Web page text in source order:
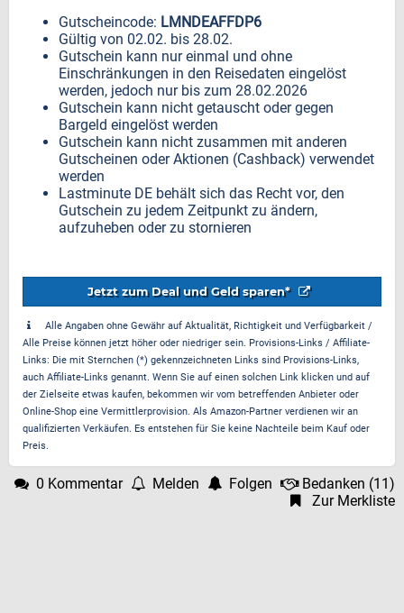
Gutscheincode: LMNDEAFFDP6
Gültig von 02.02. bis 28.02.
Gutschein kann nur einmal und ohne
Einschränkungen in den Reisedaten eingelöst
werden, jedoch nur bis zum 28.02.2026
Gutschein kann nicht getauscht oder gegen
Bargeld eingelöst werden
Gutschein kann nicht zusammen mit anderen
Gutscheinen oder Aktionen (Cashback) verwendet
werden
Lastminute DE behält sich das Recht vor, den
Gutschein zu jedem Zeitpunkt zu ändern,
aufzuheben oder zu stornieren
Jetzt zum Deal und Geld sparen*
Alle Angaben ohne Gewähr auf Aktualität, Richtigkeit und Verfügbarkeit /
Alle Preise können jetzt höher oder niedriger sein. Provisions-Links / Affiliate-
Links: Die mit Sternchen (*) gekennzeichneten Links sind Provisions-Links,
auch Affiliate-Links genannt. Wenn Sie auf einen solchen Link klicken und auf
der Zielseite etwas kaufen, bekommen wir vom betreffenden Anbieter oder
Online-Shop eine Vermittlerprovision. Als Amazon-Partner verdienen wir an
qualifizierten Verkäufen. Es entstehen für Sie keine Nachteile beim Kauf oder
Preis.
0 Kommentar Melden Folgen Bedanken (11)
Zur Merkliste